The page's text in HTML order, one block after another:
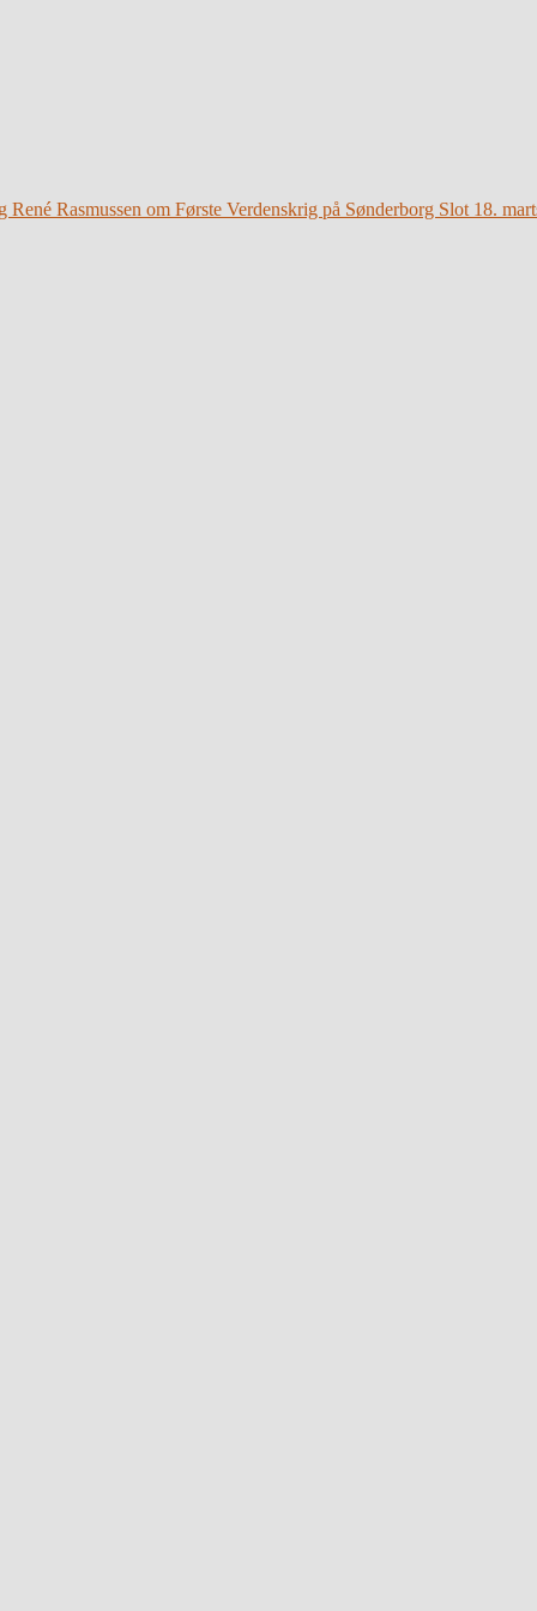
Rasmussen om Første Verdenskrig på Sønderborg Slot 18.